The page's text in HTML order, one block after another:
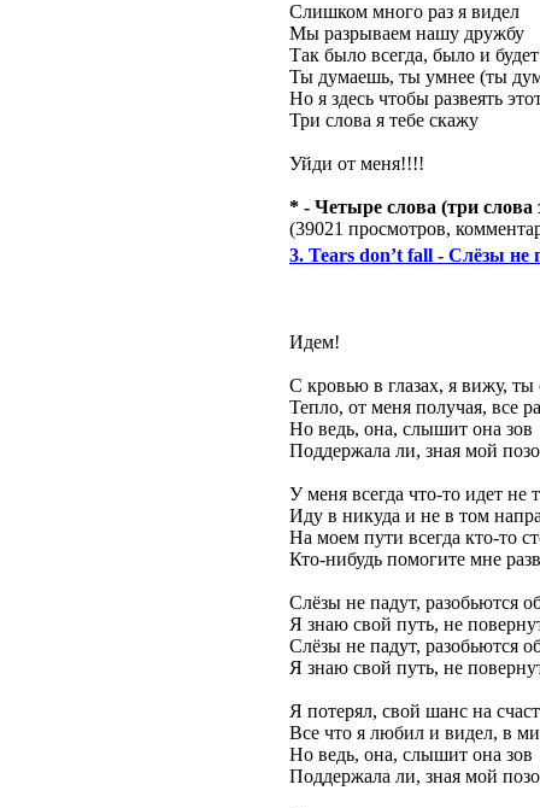
Слишком много раз я видел
Мы разрываем нашу дружбу
Так было всегда, было и будет
Ты думаешь, ты умнее (ты
Но я здесь чтобы развеять
Три слова я тебе скажу
Уйди от меня!!!!
* - Четыре слова (три слова
(39021 просмотров,
3. Tears don’t fall - Слёзы не
Идем!
С кровью в глазах, я вижу,
Тепло, от меня получая, все
Но ведь, она, слышит она зов
Поддержала ли, зная мой
У меня всегда что-то идет не
Иду в никуда и не в том
На моем пути всегда кто-то
Кто-нибудь помогите мне
Слёзы не падут, разобьются
Я знаю свой путь, не
Слёзы не падут, разобьются
Я знаю свой путь, не
Я потерял, свой шанс на
Все что я любил и видел, в
Но ведь, она, слышит она зов
Поддержала ли, зная мой